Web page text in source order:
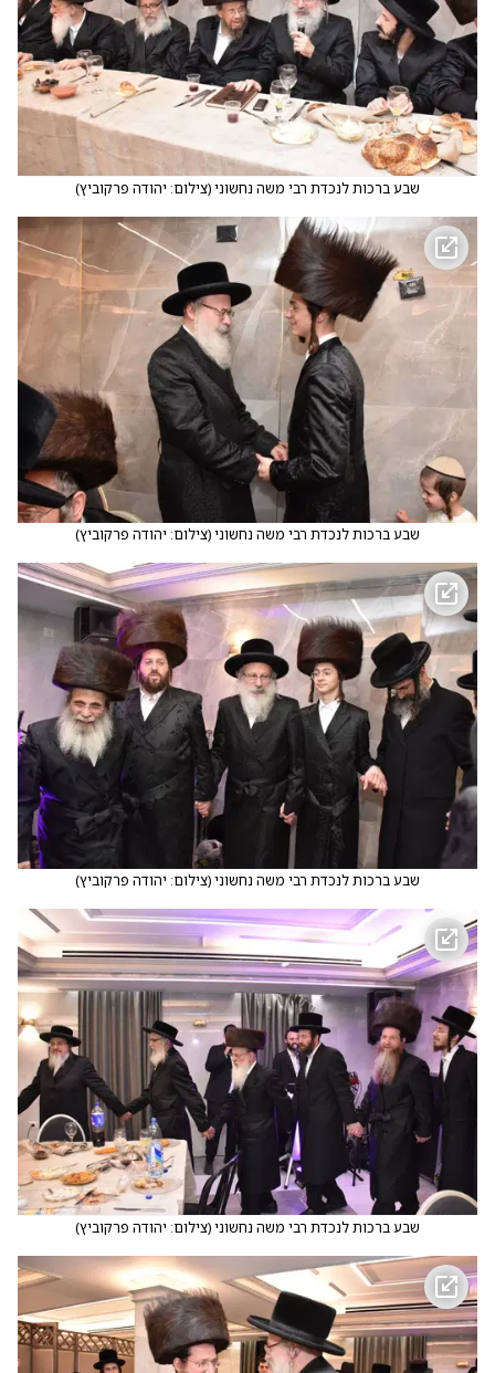
שבע ברכות לנכדת רבי משה נחשוני(צילום: יהודה פרקוביץ)
שבע ברכות לנכדת רבי משה נחשוני(צילום: יהודה פרקוביץ)
שבע ברכות לנכדת רבי משה נחשוני(צילום: יהודה פרקוביץ)
שבע ברכות לנכדת רבי משה נחשוני(צילום: יהודה פרקוביץ)